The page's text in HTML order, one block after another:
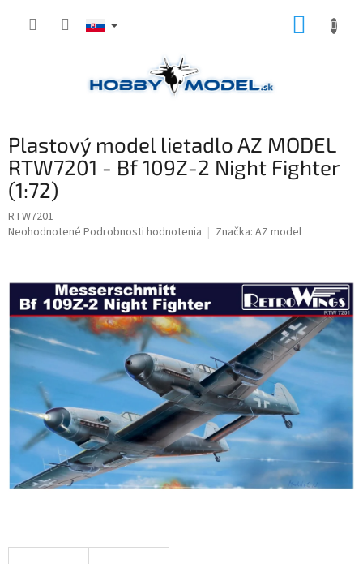
Plastový model lietadlo AZ MODEL
RTW7201 - Bf 109Z-2 Night Fighter
(1:72)
RTW7201
Priemerné
5
hviezdičiek.
Neohodnotené Podrobnosti hodnotenia Značka: AZ model